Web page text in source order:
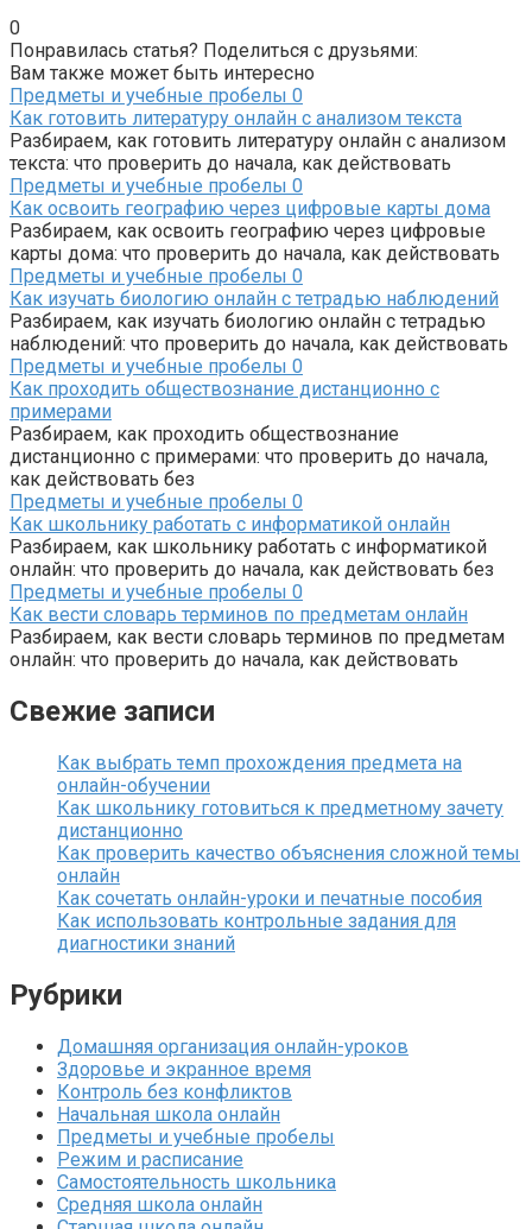
0
Понравилась статья? Поделиться с друзьями:
Вам также может быть интересно
Предметы и учебные пробелы 0
Как готовить литературу онлайн с анализом текста
Разбираем, как готовить литературу онлайн с анализом
текста: что проверить до начала, как действовать
Предметы и учебные пробелы 0
Как освоить географию через цифровые карты дома
Разбираем, как освоить географию через цифровые
карты дома: что проверить до начала, как действовать
Предметы и учебные пробелы 0
Как изучать биологию онлайн с тетрадью наблюдений
Разбираем, как изучать биологию онлайн с тетрадью
наблюдений: что проверить до начала, как действовать
Предметы и учебные пробелы 0
Как проходить обществознание дистанционно с
примерами
Разбираем, как проходить обществознание
дистанционно с примерами: что проверить до начала,
как действовать без
Предметы и учебные пробелы 0
Как школьнику работать с информатикой онлайн
Разбираем, как школьнику работать с информатикой
онлайн: что проверить до начала, как действовать без
Предметы и учебные пробелы 0
Как вести словарь терминов по предметам онлайн
Разбираем, как вести словарь терминов по предметам
онлайн: что проверить до начала, как действовать
Свежие записи
Как выбрать темп прохождения предмета на
онлайн-обучении
Как школьнику готовиться к предметному зачету
дистанционно
Как проверить качество объяснения сложной темы
онлайн
Как сочетать онлайн-уроки и печатные пособия
Как использовать контрольные задания для
диагностики знаний
Рубрики
Домашняя организация онлайн-уроков
Здоровье и экранное время
Контроль без конфликтов
Начальная школа онлайн
Предметы и учебные пробелы
Режим и расписание
Самостоятельность школьника
Средняя школа онлайн